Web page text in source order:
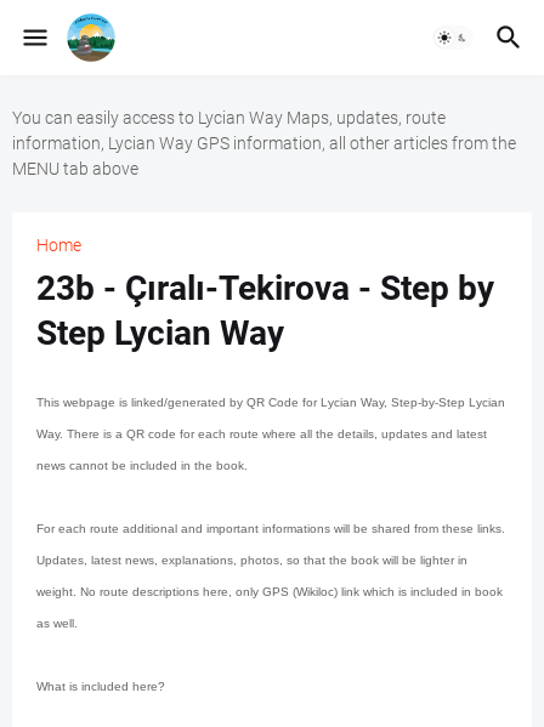
You can easily access to Lycian Way Maps, updates, route
information, Lycian Way GPS information, all other articles from the
MENU tab above
Home
23b - Çıralı-Tekirova - Step by
Step Lycian Way
This webpage is linked/generated by QR Code for Lycian Way, Step-by-Step Lycian
Way. There is a QR code for each route where all the details, updates and latest
news cannot be included in the book.
For each route additional and important informations will be shared from these links.
Updates, latest news, explanations, photos, so that the book will be lighter in
weight. No route descriptions here, only GPS (Wikiloc) link which is included in book
as well.
What is included here?